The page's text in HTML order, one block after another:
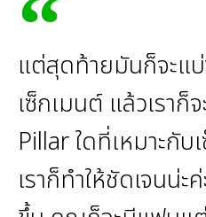
แต่สุดท้ายมันก็จะแ
เซ็กเมนต์ แล้วเรา
Pillar ใดที่เหมาะกั
เราก็ทำให้ชัดเจนน่